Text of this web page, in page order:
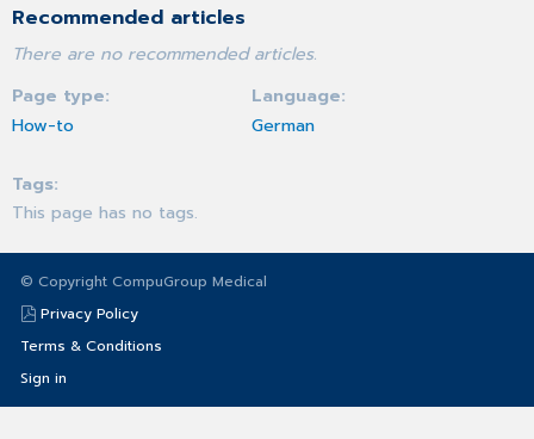
Recommended articles
There are no recommended articles.
Page type
How-to
Language
German
Tags
This page has no tags.
© Copyright CompuGroup Medical
Privacy Policy
Terms & Conditions
Sign in